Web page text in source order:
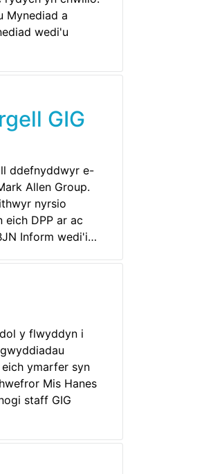
Mynediad a
wedi'u
GIG
ddefnyddwyr e-
Allen Group.
nyrsio
DPP ar ac
Inform wedi'i…
y flwyddyn i
ymarfer syn
Mis Hanes
staff GIG